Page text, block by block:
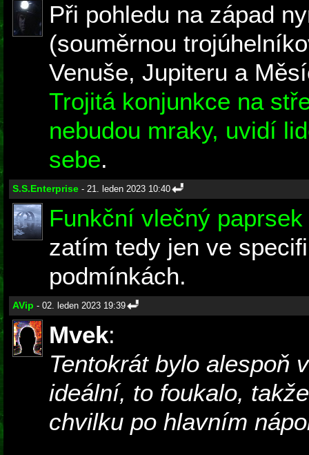
Při pohledu na západ
(souměrnou
Venuše, Jupiteru a
Trojitá konjunkce na
nebudou mraky, uvidí
sebe.
S.S.Enterprise - 21. leden 2023 10:40
Funkční vlečný
zatím tedy jen ve
podmínkách.
AVip - 02. leden 2023 19:39
Mvek:
Tentokrát bylo alespoň
ideální, to foukalo,
chvilku po hlavním